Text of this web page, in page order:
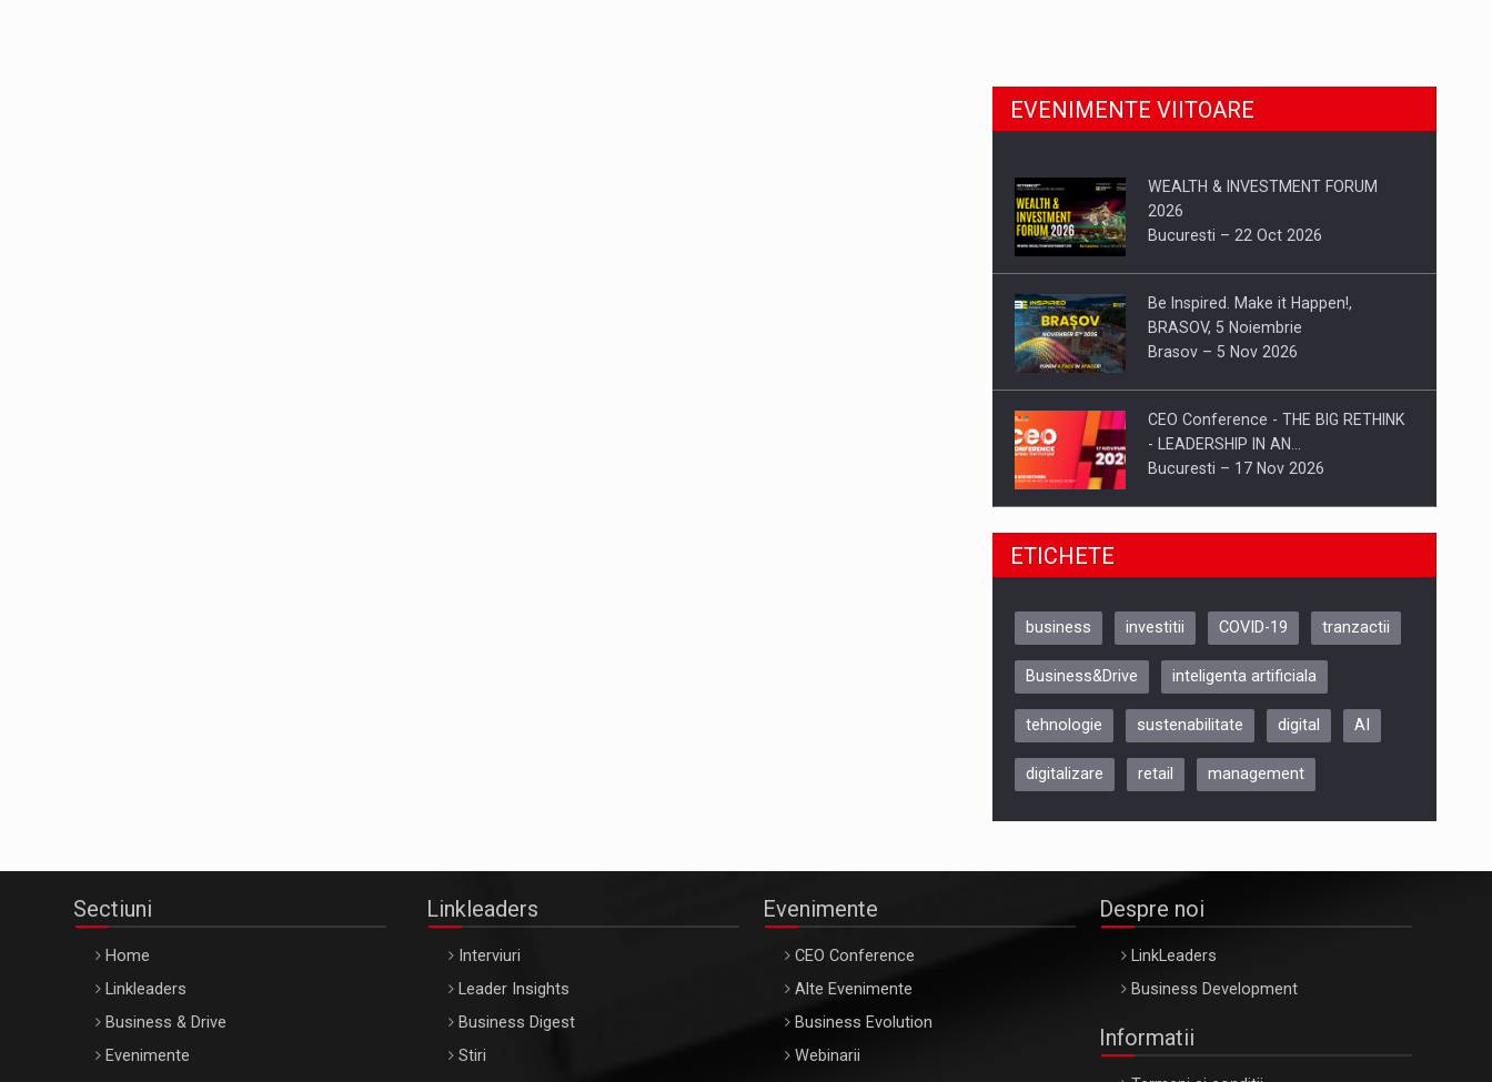
EVENIMENTE VIITOARE
WEALTH & INVESTMENT FORUM
2026
Bucuresti – 22 Oct 2026
Be Inspired. Make it Happen!,
BRASOV, 5 Noiembrie
Brasov – 5 Nov 2026
CEO Conference - THE BIG RETHINK
- LEADERSHIP IN AN…
Bucuresti – 17 Nov 2026
Be Inspired. Make it Happen!, CLUJ, 9
ARTEMIS LETO, ORADEA, 8
Oradea – 8 Oct 2026
ETICHETE
business investitii COVID-19 tranzactii
Business&Drive inteligenta artificiala
tehnologie sustenabilitate digital AI
digitalizare retail management
Sectiuni
Home
Linkleaders
Business & Drive
Evenimente
Linkleaders
Interviuri
Leader Insights
Business Digest
Stiri
Evenimente
CEO Conference
Alte Evenimente
Business Evolution
Webinarii
Despre noi
LinkLeaders
Business Development
Informatii